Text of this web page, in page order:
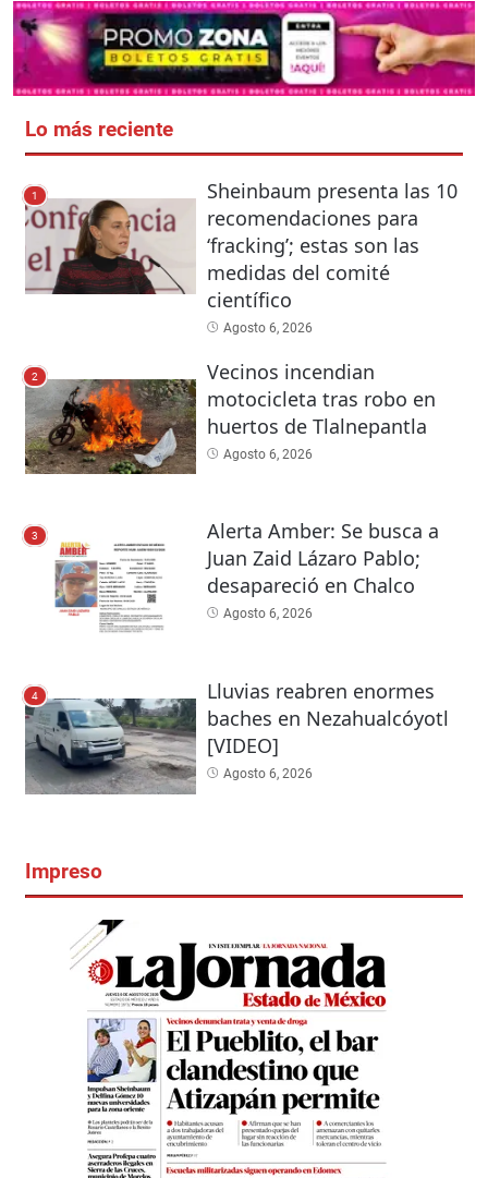
Lo más reciente
1
Sheinbaum presenta las 10
recomendaciones para
‘fracking’; estas son las
medidas del comité
científico
Agosto 6, 2026
2
Vecinos incendian
motocicleta tras robo en
huertos de Tlalnepantla
Agosto 6, 2026
3
Alerta Amber: Se busca a
Juan Zaid Lázaro Pablo;
desapareció en Chalco
Agosto 6, 2026
4
Lluvias reabren enormes
baches en Nezahualcóyotl
[VIDEO]
Agosto 6, 2026
Impreso